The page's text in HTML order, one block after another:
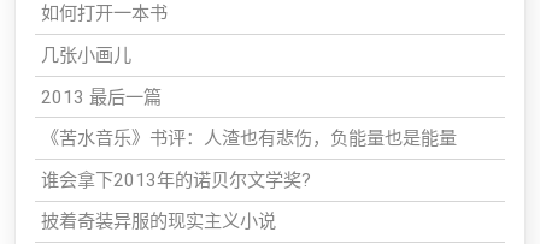
如何打开一本书
几张小画儿
2013 最后一篇
《苦水音乐》书评：人渣也有悲伤，负能量也是能量
谁会拿下2013年的诺贝尔文学奖?
披着奇装异服的现实主义小说